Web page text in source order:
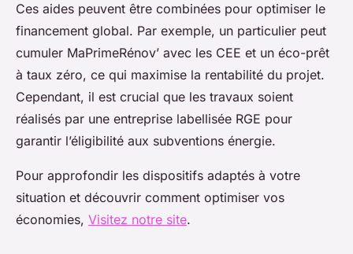
Ces aides peuvent être combinées pour optimiser le
financement global. Par exemple, un particulier peut
cumuler MaPrimeRénov’ avec les CEE et un éco-prêt
à taux zéro, ce qui maximise la rentabilité du projet.
Cependant, il est crucial que les travaux soient
réalisés par une entreprise labellisée RGE pour
garantir l’éligibilité aux subventions énergie.
Pour approfondir les dispositifs adaptés à votre
situation et découvrir comment optimiser vos
économies, Visitez notre site.